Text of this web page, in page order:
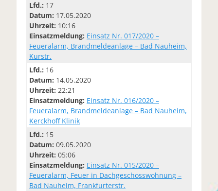
Lfd.: 17
Datum: 17.05.2020
Uhrzeit: 10:16
Einsatzmeldung: Einsatz Nr. 017/2020 –
Feueralarm, Brandmeldeanlage – Bad Nauheim,
Kurstr.
Lfd.: 16
Datum: 14.05.2020
Uhrzeit: 22:21
Einsatzmeldung: Einsatz Nr. 016/2020 –
Feueralarm, Brandmeldeanlage – Bad Nauheim,
Kerckhoff Klinik
Lfd.: 15
Datum: 09.05.2020
Uhrzeit: 05:06
Einsatzmeldung: Einsatz Nr. 015/2020 –
Feueralarm, Feuer in Dachgeschosswohnung –
Bad Nauheim, Frankfurterstr.